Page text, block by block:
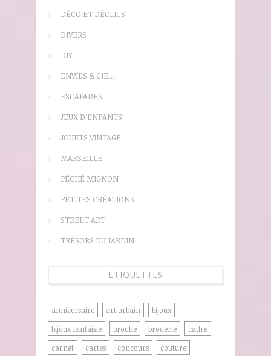
DÉCO ET DÉCLICS
DIVERS
DIY
ENVIES & CIE…
ESCAPADES
JEUX D'ENFANTS
JOUETS VINTAGE
MARSEILLE
PÉCHÉ MIGNON
PETITES CRÉATIONS
STREET ART
TRÉSORS DU JARDIN
ÉTIQUETTES
anniversaire art urbain
bijoux
bijoux fantaisie
broche broderie
cadre
carnet
cartes concours couture